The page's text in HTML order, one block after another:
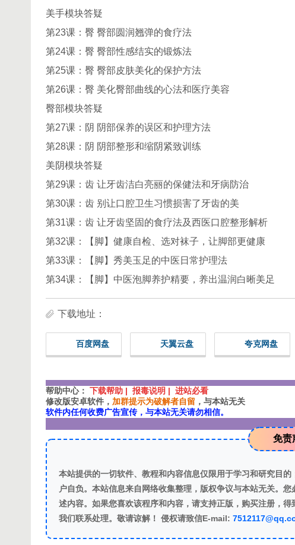
美手模块答疑
第23课：臀 臀部圆润翘弹的食疗法
第24课：臀 臀部性感结实的锻炼法
第25课：臀 臀部皮肤美化的保护方法
第26课：臀 美化臀部曲线的心法和医疗美容
臀部模块答疑
第27课：阴 阴部保养的误区和护理方法
第28课：阴 阴部整形和缩阴紧致训练
美阴模块答疑
第29课：齿 让牙齿洁白亮丽的保健法和牙病防治
第30课：齿 别让口腔卫生习惯损害了牙齿的美
第31课：齿 让牙齿坚固的食疗法及西医口腔整形解析
第32课：【脚】健康自检、选对袜子，让脚部更健康
第33课：【脚】秀美玉足的中医日常护理法
第34课：【脚】中医泡脚养护精要，养出温润白晰美足
下载地址：
百度网盘 天翼云盘 夸克网盘
帮助中心： 下载帮助 | 报毒说明 | 进站必看
修改版安卓软件， 加群提示为破解者自留 ，与本站无关
软件内任何收费广告宣传，与本站无关请勿相信。
免责
本站提供的一切软件、教程和内容信息仅限用于学习和研究目
户自负。本站信息来自网络收集整理，版权争议与本站无关。
述内容。如果您喜欢该程序和内容，请支持正版，购买注册，
我们联系处理。敬请谅解！ 侵权请致信E-mail: